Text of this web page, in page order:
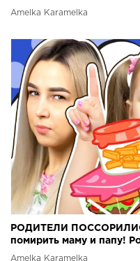
голоса!
Amelka Karamelka
РОДИТЕЛИ
помирить маму и папу!
детей!
Amelka Karamelka